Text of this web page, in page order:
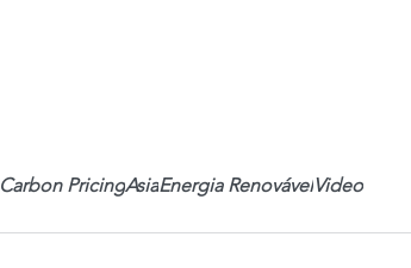
Carbon PricingAsiaEnergia RenovávelVideo